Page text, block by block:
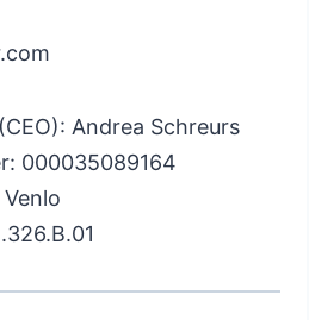
Andrea Schreurs
000035089164